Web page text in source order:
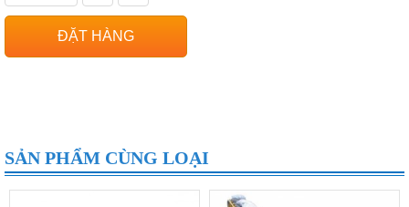
SẢN PHẨM CÙNG LOẠI